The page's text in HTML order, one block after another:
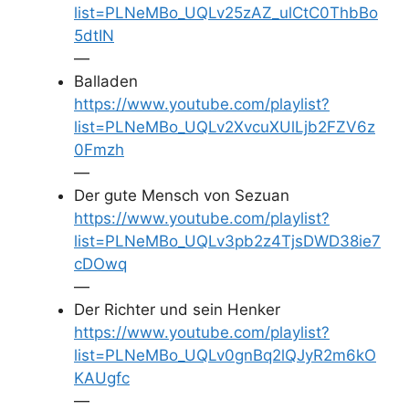
list=PLNeMBo_UQLv25zAZ_ulCtC0ThbBo
5dtIN
—
Balladen
https://www.youtube.com/playlist?
list=PLNeMBo_UQLv2XvcuXUlLjb2FZV6z
0Fmzh
—
Der gute Mensch von Sezuan
https://www.youtube.com/playlist?
list=PLNeMBo_UQLv3pb2z4TjsDWD38ie7
cDOwq
—
Der Richter und sein Henker
https://www.youtube.com/playlist?
list=PLNeMBo_UQLv0gnBq2lQJyR2m6kO
KAUgfc
—